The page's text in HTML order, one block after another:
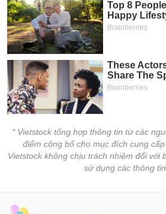
* Vietstock tổng hợp thông tin từ các
điểm công bố cho mục đích cung
Vietstock không chịu trách nhiệm đối với
sử dụng các thông